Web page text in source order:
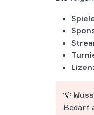
💡
Bedarf